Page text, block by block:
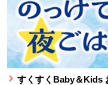
すくすくBaby＆Kids